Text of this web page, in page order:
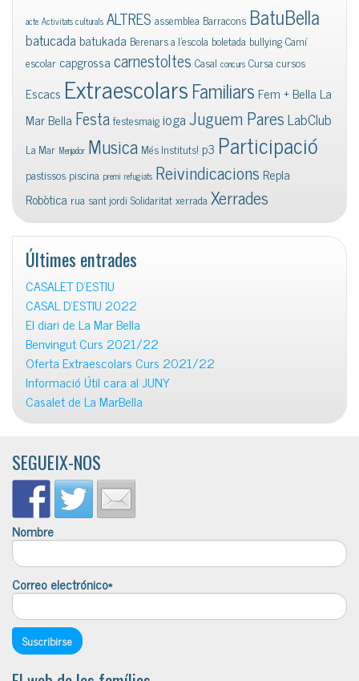
acte Activitats culturals ALTRES assemblea Barracons BatuBella
batucadabatukada Berenars a l'escola boletada bullyingCamí
escolar capgrossacarnestoltes Casal concurs Cursa cursos
Escacs ExtraescolarsFamiliars Fem + Bella La
Mar Bella FestafestesmaigiogaJuguem ParesLabClub
La Mar Menjador Musica Més Instituts! p3 Participació
pastissos piscina premi refugiats Reivindicacions Repla
Robòtica rua sant jordi Solidaritatxerrada Xerrades
Últimes entrades
CASALET D’ESTIU
CASAL D’ESTIU 2022
El diari de La Mar Bella
Benvingut Curs 2021/22
Oferta Extraescolars Curs 2021/22
Informació Útil cara al JUNY
Casalet de La MarBella
SEGUEIX-NOS
Nombre
Correo electrónico*